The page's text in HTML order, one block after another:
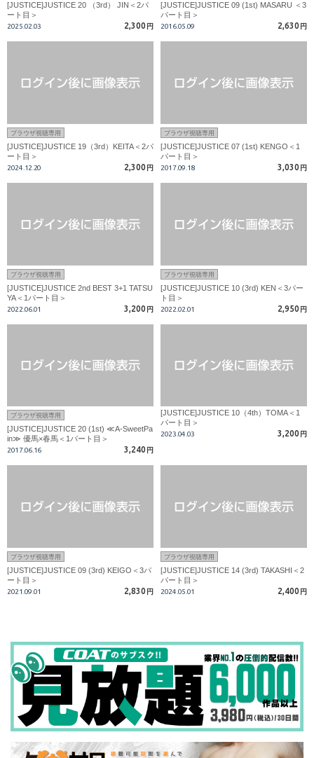
[JUSTICE]JUSTICE 20 （3rd） JIN＜2パ
ート目＞
2025.02.03 2,300 円
[JUSTICE]JUSTICE 09 (1st) MASARU ＜3
パート目＞
2016.05.09 2,630 円
ブラウザ視聴専用
[JUSTICE]JUSTICE 19（3rd）KEITA＜2パ
ート目＞
2024.12.20 2,300 円
ブラウザ視聴専用
[JUSTICE]JUSTICE 07 (1st) KENGO＜1
パート目＞
2017.09.18 3,030 円
ブラウザ視聴専用
[JUSTICE]JUSTICE 2nd BEST 3+1 TATSU
YA＜1パート目＞
2022.06.01 3,200 円
ブラウザ視聴専用
[JUSTICE]JUSTICE 10 (3rd) KEN＜3パー
ト目＞
2022.02.01 2,950 円
ブラウザ視聴専用
[JUSTICE]JUSTICE 20 (1st) ≪A-SweetPa
in≫ 優馬×春馬＜1パート目＞
2017.06.16 3,240 円
[JUSTICE]JUSTICE 10（4th）TOMA＜1
パート目＞
2023.04.03 3,200 円
ブラウザ視聴専用
[JUSTICE]JUSTICE 09 (3rd) KEIGO＜3パ
ート目＞
2021.09.01 2,830 円
ブラウザ視聴専用
[JUSTICE]JUSTICE 14 (3rd) TAKASHI＜2
パート目＞
2024.05.01 2,400 円